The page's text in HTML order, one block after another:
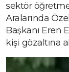
sektör
Aralarında
Başkanı Eren
kişi gözaltına